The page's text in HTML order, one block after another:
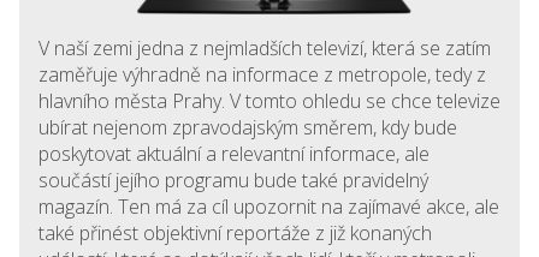
V naší zemi jedna z nejmladších televizí, která se zatím
zaměřuje výhradně na informace z metropole, tedy z
hlavního města Prahy. V tomto ohledu se chce televize
ubírat nejenom zpravodajským směrem, kdy bude
poskytovat aktuální a relevantní informace, ale
součástí jejího programu bude také pravidelný
magazín. Ten má za cíl upozornit na zajímavé akce, ale
také přinést objektivní reportáže z již konaných